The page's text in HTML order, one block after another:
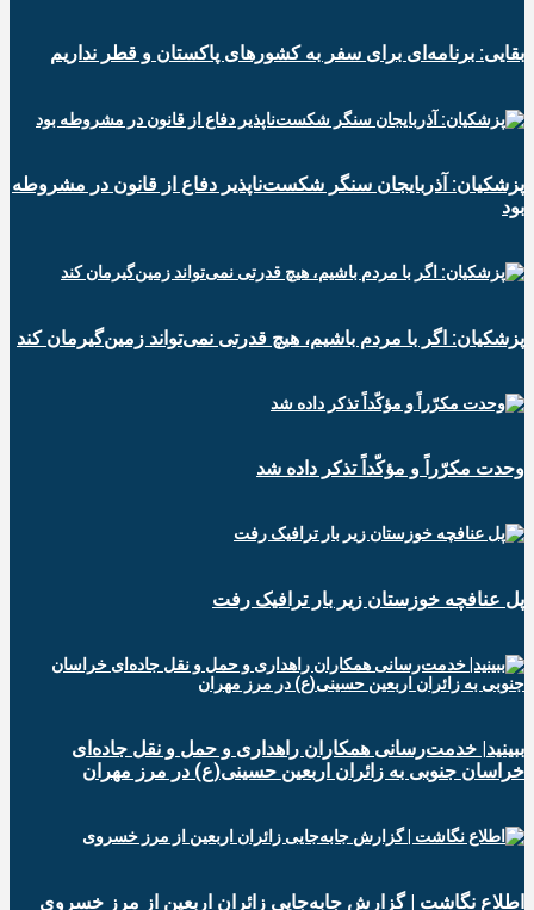
بقایی: برنامه‌ای برای سفر به کشورهای پاکستان و قطر نداریم
پزشکیان: آذربایجان سنگر شکست‌ناپذیر دفاع از قانون در مشروطه
بود
پزشکیان: اگر با مردم باشیم، هیچ قدرتی نمی‌تواند زمین‌گیرمان کند
وحدت مکرّراً و مؤکّداً تذکر داده شد
پل عنافچه خوزستان زیر بار ترافیک رفت
ببینید| خدمت‌رسانی همکاران راهداری و حمل و نقل جاده‌ای
خراسان جنوبی به زائران اربعین حسینی(ع) در مرز مهران
️اطلاع نگاشت | گزارش جابه‌جایی زائران اربعین از مرز خسروی